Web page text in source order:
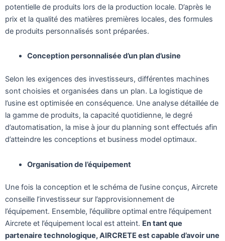
potentielle de produits lors de la production locale. D’après le
prix et la qualité des matières premières locales, des formules
de produits personnalisés sont préparées.
Conception personnalisée d’un plan d’usine
Selon les exigences des investisseurs, différentes machines
sont choisies et organisées dans un plan. La logistique de
l’usine est optimisée en conséquence. Une analyse détaillée de
la gamme de produits, la capacité quotidienne, le degré
d’automatisation, la mise à jour du planning sont effectués afin
d’atteindre les conceptions et business model optimaux.
Organisation de l’équipement
Une fois la conception et le schéma de l’usine conçus, Aircrete
conseille l’investisseur sur l’approvisionnement de
l’équipement. Ensemble, l’équilibre optimal entre l’équipement
Aircrete et l’équipement local est atteint. En tant que
partenaire technologique, AIRCRETE est capable d’avoir une